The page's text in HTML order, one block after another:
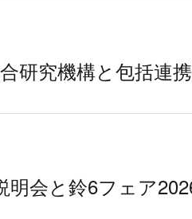
研究機構と包括連
明会と鈴6フェア